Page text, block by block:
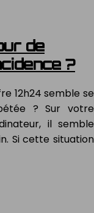
de
?
12h24 semble se
? Sur votre
il semble
Si cette situation